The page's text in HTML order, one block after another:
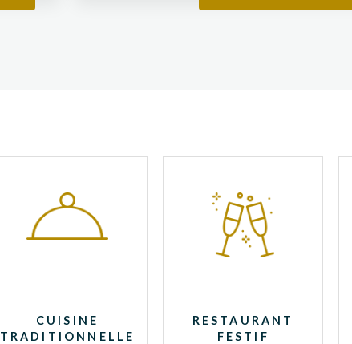
CUISINE
TRADITIONNELLE
RESTAURANT
FESTIF